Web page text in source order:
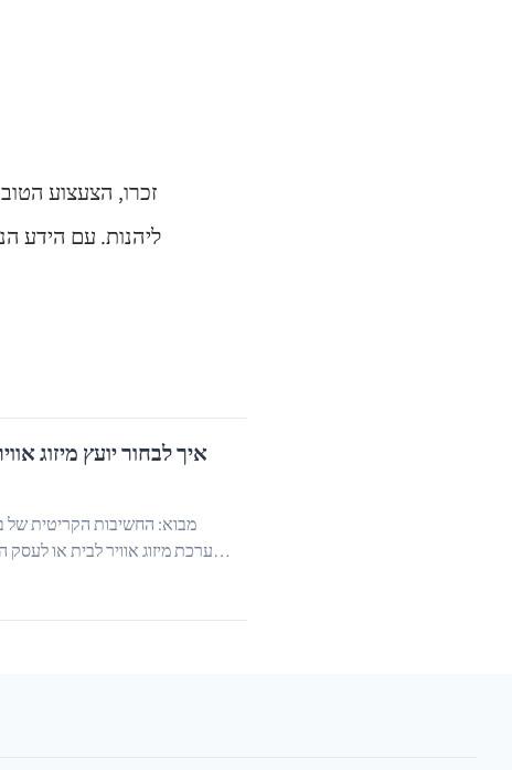
זכרו, הצעצוע
ליהנות. עם הידע
איך לבחור יועץ מיזוג
מבוא: החשיבות הקריטית של
מערכת מיזוג אוויר לבית או